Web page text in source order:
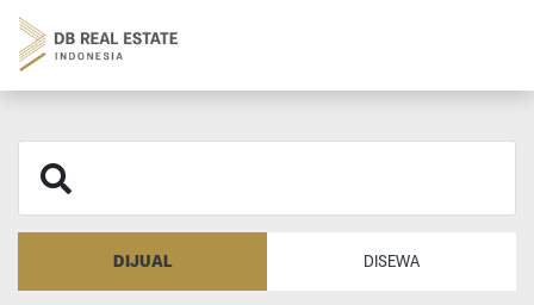
DIJUAL DISEWA